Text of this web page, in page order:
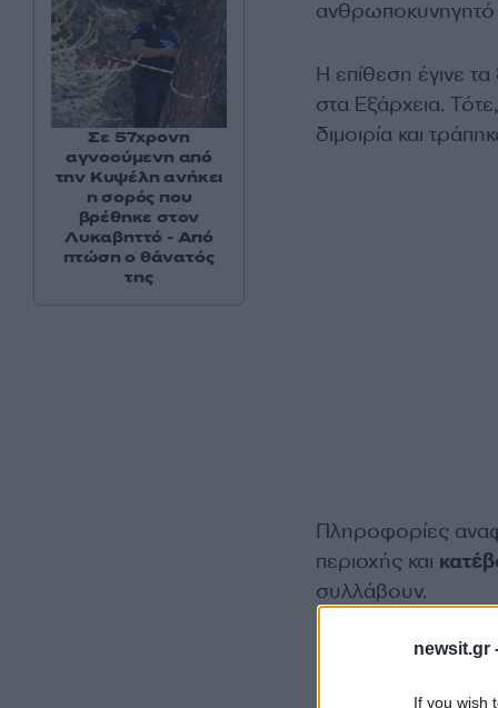
newsit.gr
If you wish
ανθρωποκυνηγητό
Η επίθεση έγινε
στα Εξάρχεια.
διμοιρία και
Πληροφορίες
περιοχής και
συλλάβουν.
Σε 57χρονη
αγνοούμενη από
την Κυψέλη ανήκει
η σορός που
βρέθηκε στον
Λυκαβηττό - Από
πτώση ο θάνατός
της